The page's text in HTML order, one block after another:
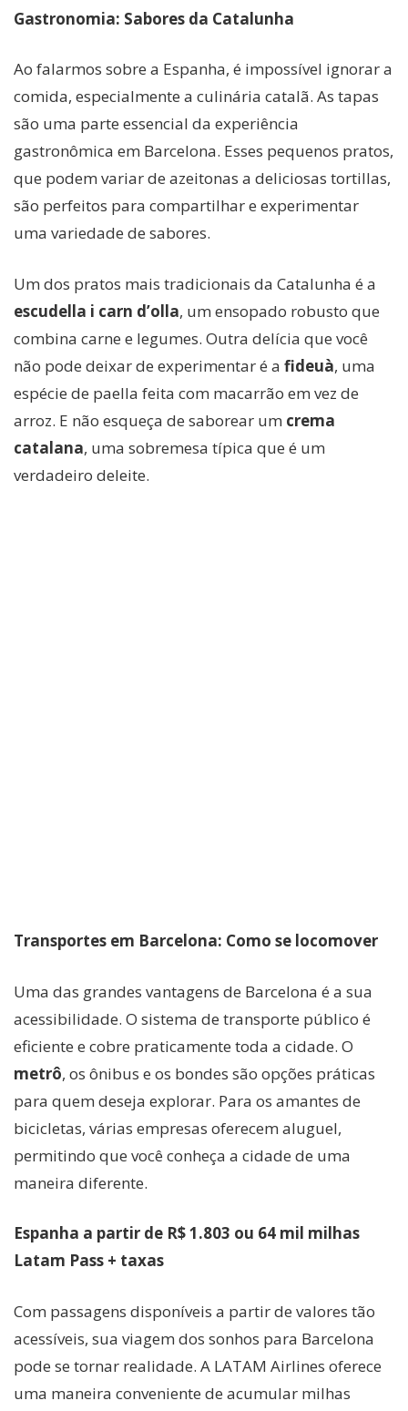
Gastronomia: Sabores da Catalunha
Ao falarmos sobre a Espanha, é impossível ignorar a
comida, especialmente a culinária catalã. As tapas
são uma parte essencial da experiência
gastronômica em Barcelona. Esses pequenos pratos,
que podem variar de azeitonas a deliciosas tortillas,
são perfeitos para compartilhar e experimentar
uma variedade de sabores.
Um dos pratos mais tradicionais da Catalunha é a
escudella i carn d’olla, um ensopado robusto que
combina carne e legumes. Outra delícia que você
não pode deixar de experimentar é a fideuà, uma
espécie de paella feita com macarrão em vez de
arroz. E não esqueça de saborear um crema
catalana, uma sobremesa típica que é um
verdadeiro deleite.
Transportes em Barcelona: Como se locomover
Uma das grandes vantagens de Barcelona é a sua
acessibilidade. O sistema de transporte público é
eficiente e cobre praticamente toda a cidade. O
metrô, os ônibus e os bondes são opções práticas
para quem deseja explorar. Para os amantes de
bicicletas, várias empresas oferecem aluguel,
permitindo que você conheça a cidade de uma
maneira diferente.
Espanha a partir de R$ 1.803 ou 64 mil milhas
Latam Pass + taxas
Com passagens disponíveis a partir de valores tão
acessíveis, sua viagem dos sonhos para Barcelona
pode se tornar realidade. A LATAM Airlines oferece
uma maneira conveniente de acumular milhas